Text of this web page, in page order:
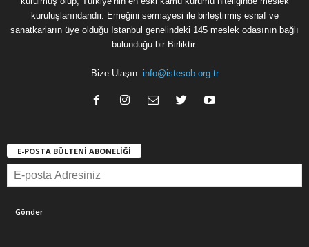
kuruluşlarındandır. Emeğini sermayesi ile birleştirmiş esnaf ve
sanatkarların üye olduğu İstanbul genelindeki 145 meslek odasının bağlı
bulunduğu bir Birliktir.
Bize Ulaşın: info@istesob.org.tr
E-POSTA BÜLTENİ ABONELİĞİ